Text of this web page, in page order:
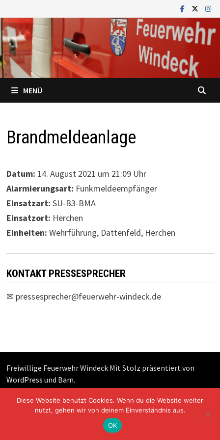
Inhalt
springen
MENÜ
Brandmeldeanlage
Datum: 14. August 2021 um 21:09 Uhr
Alarmierungsart: Funkmeldeempfänger
Einsatzart: SU-B3-BMA
Einsatzort: Herchen
Einheiten: Wehrführung, Dattenfeld, Herchen
KONTAKT PRESSESPRECHER
✉ pressesprecher@feuerwehr-windeck.de
Freiwillige Feuerwehr Windeck Mit Stolz präsentiert von
WordPress und Bam.
Diese Website benutzt Cookies. Wenn du die Website weiter
nutzt, gehen wir von deinem Einverständnis aus.
OK